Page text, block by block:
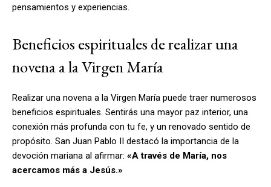
pensamientos y experiencias.
Beneficios espirituales de realizar una
novena a la Virgen María
Realizar una novena a la Virgen María puede traer numerosos
beneficios espirituales. Sentirás una mayor paz interior, una
conexión más profunda con tu fe, y un renovado sentido de
propósito. San Juan Pablo II destacó la importancia de la
devoción mariana al afirmar: «A través de María, nos
acercamos más a Jesús.»